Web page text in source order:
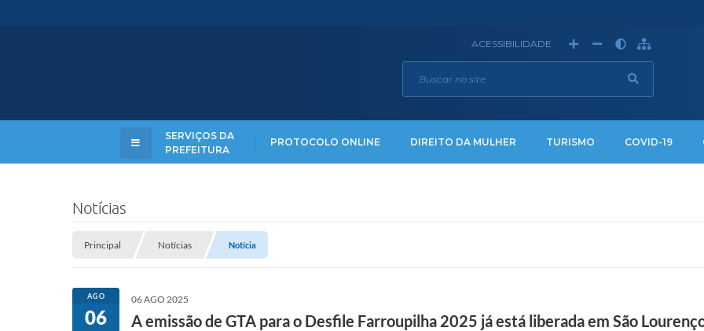
ACESSIBILIDADE
SERVIÇOS DA
PREFEITURA
PROTOCOLO ONLINE DIREITO DA MULHER TURISMO COVID-19
Notícias
Principal Notícias Notícia
AGO
06
06 AGO 2025
A emissão de GTA para o Desfile Farroupilha 2025 já está liberada em São